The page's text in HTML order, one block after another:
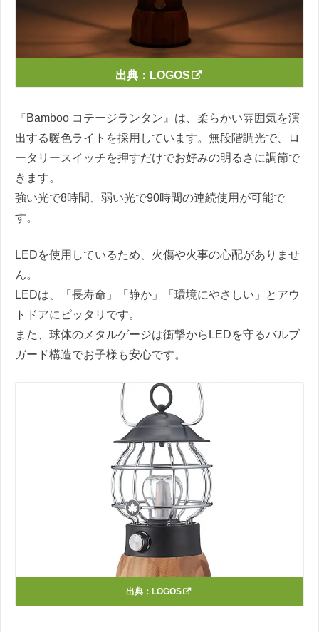
出典： LOGOS
『Bamboo コテージランタン』は、柔らかい雰囲気を演
出する暖色ライトを採用しています。 無段階調光で、ロ
ータリースイッチを押すだけでお好みの明るさに調節で
きます。
強い光で8時間、弱い光で90時間の連続使用が可能で
す。
LEDを使用しているため、火傷や火事の心配がありませ
ん。
LEDは、「長寿命」「静か」「環境にやさしい」とアウ
トドアにピッタリです。
また、球体のメタルゲージは衝撃からLEDを守るバルブ
ガード構造でお子様も安心です。
出典： LOGOS